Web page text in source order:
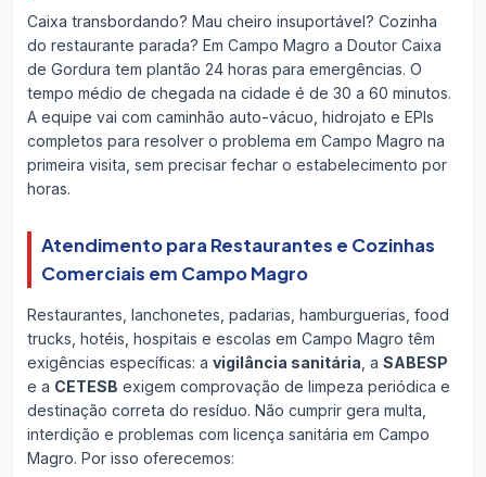
Caixa transbordando? Mau cheiro insuportável? Cozinha
do restaurante parada? Em Campo Magro a Doutor Caixa
de Gordura tem plantão 24 horas para emergências. O
tempo médio de chegada na cidade é de 30 a 60 minutos.
A equipe vai com caminhão auto-vácuo, hidrojato e EPIs
completos para resolver o problema em Campo Magro na
primeira visita, sem precisar fechar o estabelecimento por
horas.
Atendimento para Restaurantes e Cozinhas
Comerciais em Campo Magro
Restaurantes, lanchonetes, padarias, hamburguerias, food
trucks, hotéis, hospitais e escolas em Campo Magro têm
exigências específicas: a vigilância sanitária , a SABESP
e a CETESB exigem comprovação de limpeza periódica e
destinação correta do resíduo. Não cumprir gera multa,
interdição e problemas com licença sanitária em Campo
Magro. Por isso oferecemos: